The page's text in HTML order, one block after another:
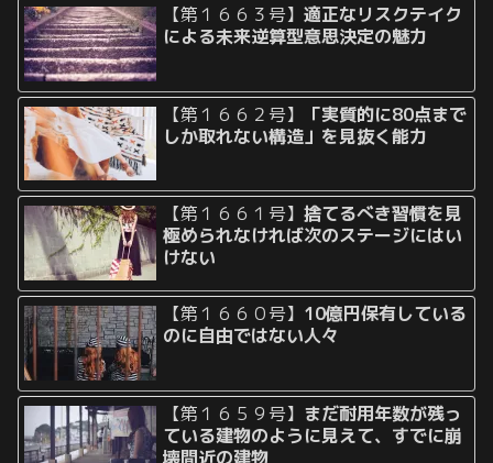
【第１６６３号】適正なリスクテイク
による未来逆算型意思決定の魅力
【第１６６２号】
「実質的に80点まで
しか取れない構造」を見抜く能力
【第１６６１号】捨てるべき習慣を見
極められなければ次のステージにはい
けない
【第１６６０号】 10億円保有している
のに自由ではない人々
【第１６５９号】 まだ耐用年数が残っ
ている建物のように見えて、すでに崩
壊間近の建物